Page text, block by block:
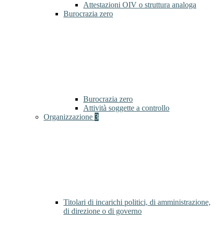
Attestazioni OIV o struttura analoga
Burocrazia zero
Burocrazia zero
Attività soggette a controllo
Organizzazione 3
Titolari di incarichi politici, di amministrazione,
di direzione o di governo